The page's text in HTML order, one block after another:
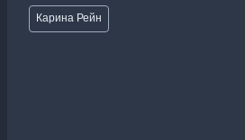
Метки
записи:
Карина Рейн